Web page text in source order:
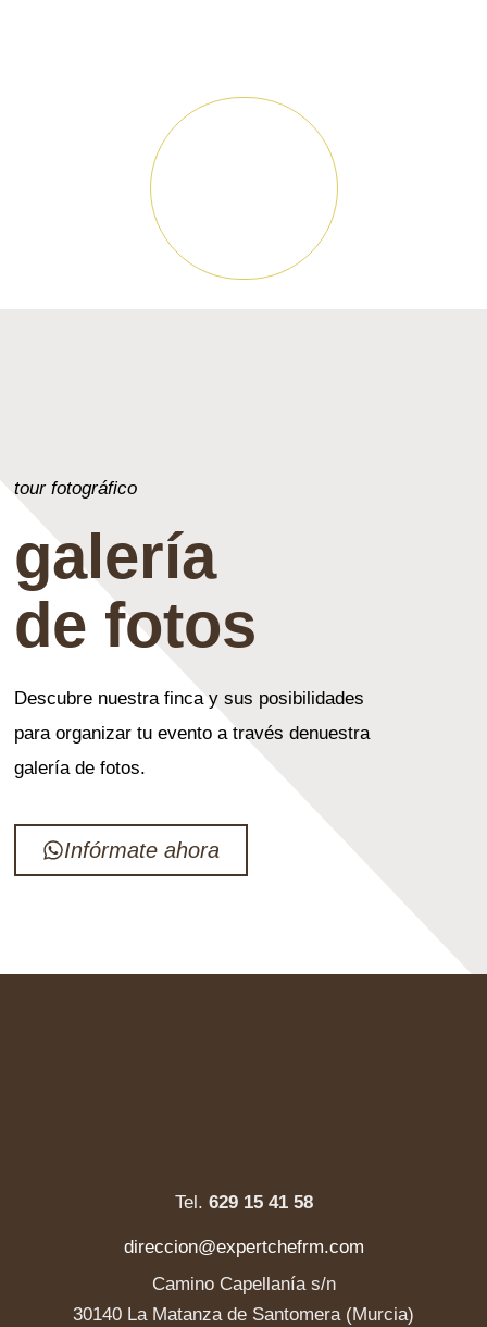
tour fotográfico
galería
de fotos
Descubre nuestra finca y sus posibilidades
para organizar tu evento a través denuestra
galería de fotos.
Infórmate ahora
Tel. 629 15 41 58
direccion@expertchefrm.com
Camino Capellanía s/n
30140 La Matanza de Santomera (Murcia)